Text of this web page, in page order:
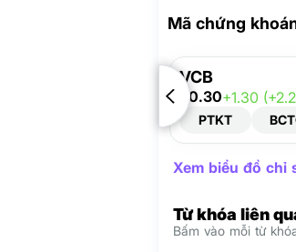
Mã chứng
VCB
60.30+1.30
PTKT
Xem biểu đồ chỉ
Từ khóa liên
Bấm vào mỗi từ